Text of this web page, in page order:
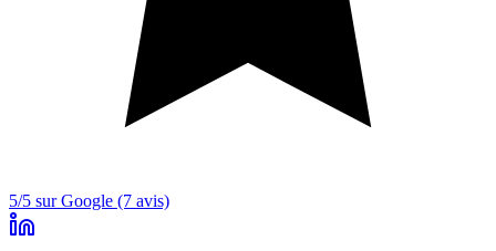
5/5 sur Google (7 avis)